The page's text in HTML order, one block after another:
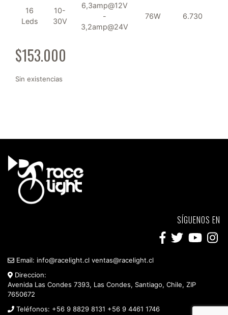
16
Leds
10-
30V
6,3amp@12V
-
3,2amp@24V
76W 6.730
$153.000
Sin existencias
SÍGUENOS EN
Email: info@racelight.cl ventas@racelight.cl
Direccion:
Avenida Las Condes 7393, Las Condes, Santiago, Chile, ZIP
7650672
Teléfonos: +56 9 8829 8131 +56 9 4461 1746